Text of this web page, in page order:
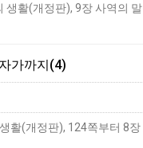
활(개정판), 9장 사역의
가까지(4)